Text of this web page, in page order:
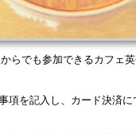
らでも参加できるカフェ
を記入し、カード決済